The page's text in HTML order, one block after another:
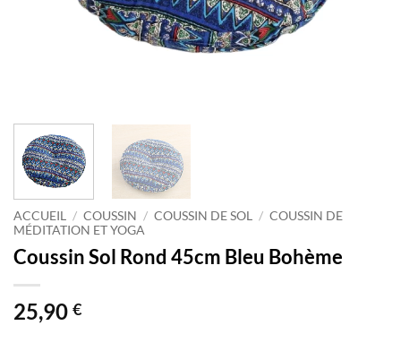
ACCUEIL / COUSSIN / COUSSIN DE SOL / COUSSIN DE
MÉDITATION ET YOGA
Coussin Sol Rond 45cm Bleu Bohème
25,90 €